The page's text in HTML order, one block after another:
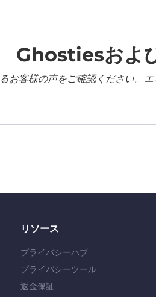
Ghostiesおよ
お客様の声をご確認ください。
リソース
プライバシーハブ
プライバシーツール
返金保証